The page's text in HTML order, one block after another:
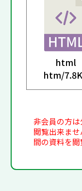
html
htm/
非会員の方
閲覧出来ま
間の資料を閲